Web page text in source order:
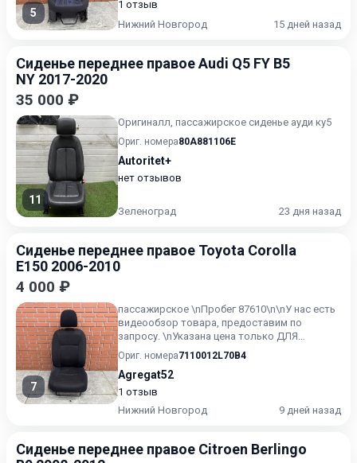
5
1 отзыв
Нижний Новгород
15 дней назад
Сиденье переднее правое Audi Q5 FY B5
NY 2017-2020
35 000 ₽
11
Оригиналл, пассажирское сиденье ауди ку5
Ориг. номера80A881106E
Autoritet+
нет отзывов
Зеленоград 23 дня назад
Сиденье переднее правое Toyota Corolla
E150 2006-2010
4 000 ₽
7
пассажирское \nПробег 87610\n\nУ нас есть
видеообзор товара, предоставим по
запросу. \nУказана цена только ДЛЯ
ПОЛЬЗОВАТЕЛЕЙ текущего ресурс...
Ориг. номера7110012L70B4
Agregat52
1 отзыв
Нижний Новгород
9 дней назад
Сиденье переднее правое Citroen Berlingo